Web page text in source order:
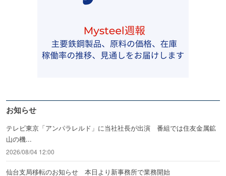
お知らせ
テレビ東京「アンパラレルド」に当社社長が出演 番組では住友金属鉱
山の機...
2026/08/04 12:00
仙台支局移転のお知らせ 本日より新事務所で業務開始